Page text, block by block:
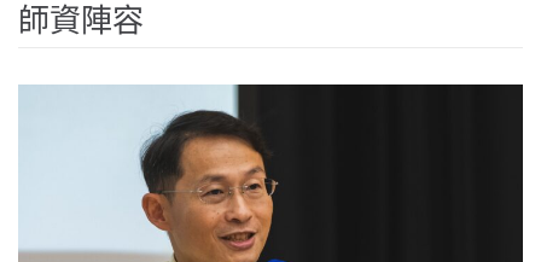
師資陣容